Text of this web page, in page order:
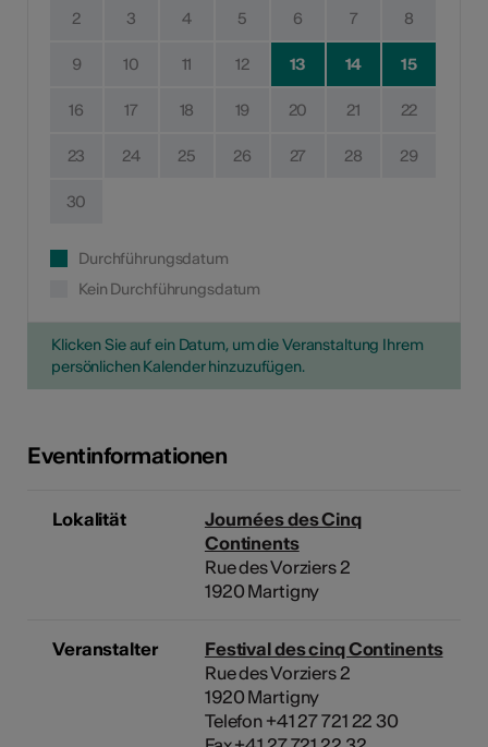
2 3 4 5 6 7 8
9 10 11 12 13 14 15
16 17 18 19 20 21 22
23 24 25 26 27 28 29
30
Durchführungsdatum
Kein Durchführungsdatum
Klicken Sie auf ein Datum, um die Veranstaltung Ihrem
persönlichen Kalender hinzuzufügen.
Eventinformationen
Lokalität
Journées des Cinq
Continents
Rue des Vorziers 2
1920 Martigny
Veranstalter
Festival des cinq Continents
Rue des Vorziers 2
1920 Martigny
Telefon +41 27 721 22 30